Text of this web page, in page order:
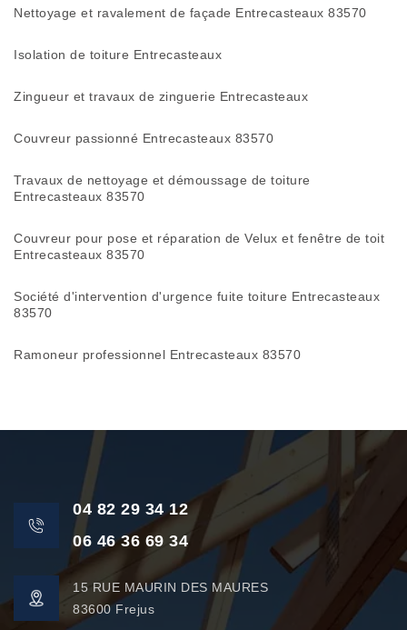
Nettoyage et ravalement de façade Entrecasteaux 83570
Isolation de toiture Entrecasteaux
Zingueur et travaux de zinguerie Entrecasteaux
Couvreur passionné Entrecasteaux 83570
Travaux de nettoyage et démoussage de toiture
Entrecasteaux 83570
Couvreur pour pose et réparation de Velux et fenêtre de toit
Entrecasteaux 83570
Société d'intervention d'urgence fuite toiture Entrecasteaux
83570
Ramoneur professionnel Entrecasteaux 83570
04 82 29 34 12
06 46 36 69 34
15 RUE MAURIN DES MAURES
83600 Frejus